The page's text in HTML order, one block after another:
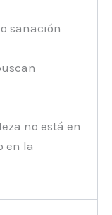
sanación
no está en
en la